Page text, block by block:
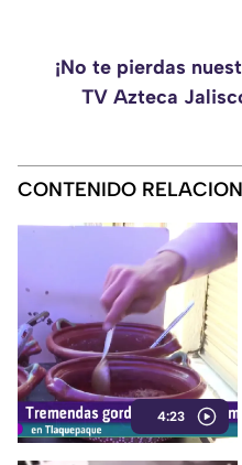
¡No te pierdas
TV Azteca
CONTENIDO
4:23